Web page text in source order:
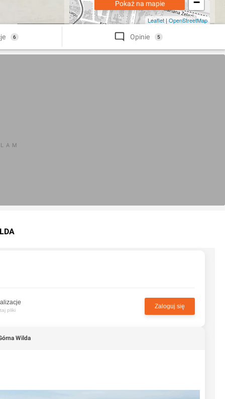
Leaflet | OpenStreetMap
Pokaż na mapie
6 Opinie 5
pliki
Zaloguj się
Wilda